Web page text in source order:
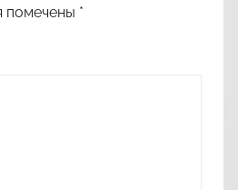
помечены *